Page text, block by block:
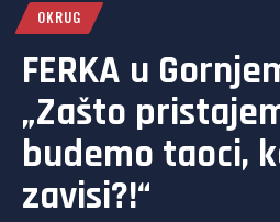
OKRUG
FERKA u
„Zašto
budemo taoci,
zavisi?!“